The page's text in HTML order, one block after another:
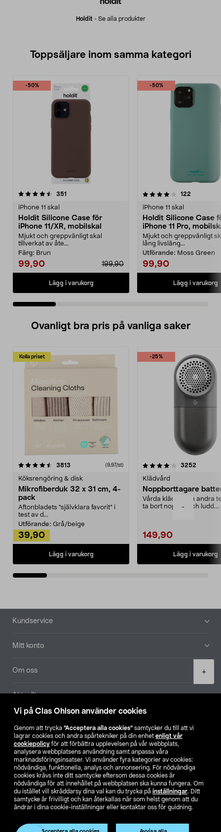
Vi på Clas Ohlson använder cookies
Genom att trycka ”Acceptera alla cookies” samtycker du till att vi
lagrar cookies och andra spårtekniker på din enhet enligt vår
cookiepolicy för att förbättra upplevelsen på vår webbplats,
analysera webbplatsens användning samt anpassa våra
marknadsföringsinsatser. Vi använder fyra kategorier av cookies:
nödvändiga, funktionella, analys och annonsering. För nödvändiga
cookies krävs inte ditt samtycke eftersom dessa cookies är
nödvändiga för att innehållet på webbplatsen ska kunna fungera. Om
du istället vill skräddarsy dina val kan du trycka på inställningar. Ditt
samtycke är frivilligt och kan återkallas när som helst genom att du
ändrar i dina cookie-inställningar eller kontaktar oss för guidning.
-
+
Holdit - Se alla produkter
Toppsäljare inom samma kategori
-50%
351
iPhone 11 skal
Holdit Silicone Case för
iPhone 11/XR, mobilskal
Mjukt och greppvänligt skal
tillverkat av åte...
Färg: Brun
99,90 199,90
Lägg i varukorg
-50%
4.0 av 5 stjärnor 122
iPhone 11 skal
Holdit Silicone Case
iPhone 11 Pro,
Mjukt och greppvänligt
lång livsläng...
Utförande: Moss Green
99,90
Lägg i varukorg
4.5 av 5 stjärnor
Ovanligt bra pris på vanliga saker
Kolla priset
3813 (9,97/st)
Köksrengöring & disk
Mikrofiberduk 32 x 31 cm, 4-
pack
Aftonbladets "självklara favorit” i
test av d...
Utförande: Grå/beige
39,90
Lägg i varukorg
-25%
4.0av 5 stjärnor 3252
Klädvård
Noppborttagare
Vårda kläder och andra
ta bort noppor och ludd.
149,90
Lägg i varukorg
4.5av 5 stjärnor
Sidfot
Kundservice
Mitt konto
Om oss
Aktuellt
Hitta butik
SE NO FI